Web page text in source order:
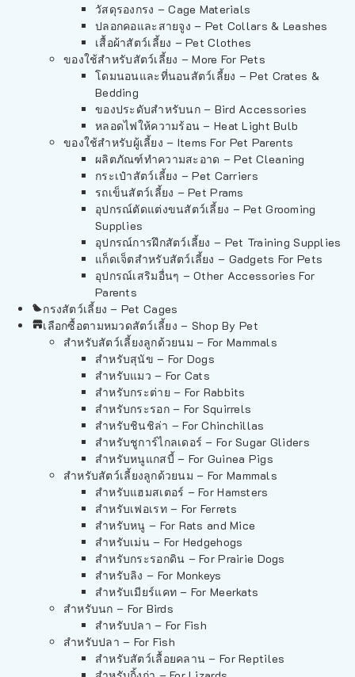
วัสดุรองกรง – Cage Materials
ปลอกคอและสายจูง – Pet Collars & Leashes
เสื้อผ้าสัตว์เลี้ยง – Pet Clothes
ของใช้สำหรับสัตว์เลี้ยง – More For Pets
โดมนอนและที่นอนสัตว์เลี้ยง – Pet Crates &
Bedding
ของประดับสำหรับนก – Bird Accessories
หลอดไฟให้ความร้อน – Heat Light Bulb
ของใช้สำหรับผู้เลี้ยง – Items For Pet Parents
ผลิตภัณฑ์ทำความสะอาด – Pet Cleaning
กระเป๋าสัตว์เลี้ยง – Pet Carriers
รถเข็นสัตว์เลี้ยง – Pet Prams
อุปกรณ์ตัดแต่งขนสัตว์เลี้ยง – Pet Grooming
Supplies
อุปกรณ์การฝึกสัตว์เลี้ยง – Pet Training Supplies
แก็ดเจ็ตสำหรับสัตว์เลี้ยง – Gadgets For Pets
อุปกรณ์เสริมอื่นๆ – Other Accessories For
Parents
กรงสัตว์เลี้ยง – Pet Cages
เลือกซื้อตามหมวดสัตว์เลี้ยง – Shop By Pet
สำหรับสัตว์เลี้ยงลูกด้วยนม – For Mammals
สำหรับสุนัข – For Dogs
สำหรับแมว – For Cats
สำหรับกระต่าย – For Rabbits
สำหรับกระรอก – For Squirrels
สำหรับชินชิล่า – For Chinchillas
สำหรับชูการ์ไกลเดอร์ – For Sugar Gliders
สำหรับหนูแกสบี้ – For Guinea Pigs
สำหรับสัตว์เลี้ยงลูกด้วยนม – For Mammals
สำหรับแฮมสเตอร์ – For Hamsters
สำหรับเฟอเรท – For Ferrets
สำหรับหนู – For Rats and Mice
สำหรับเม่น – For Hedgehogs
สำหรับกระรอกดิน – For Prairie Dogs
สำหรับลิง – For Monkeys
สำหรับเมียร์แคท – For Meerkats
สำหรับนก – For Birds
สำหรับปลา – For Fish
สำหรับปลา – For Fish
สำหรับสัตว์เลื้อยคลาน – For Reptiles